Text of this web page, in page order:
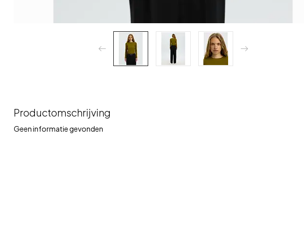
Productomschrijving
Geen informatie gevonden